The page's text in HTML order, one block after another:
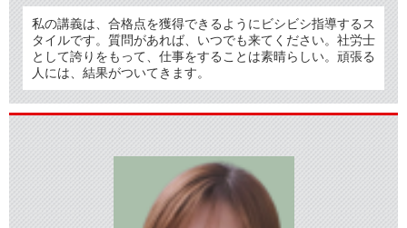
私の講義は、合格点を獲得できるようにビシビシ指導するス
タイルです。質問があれば、いつでも来てください。社労士
として誇りをもって、仕事をすることは素晴らしい。頑張る
人には、結果がついてきます。